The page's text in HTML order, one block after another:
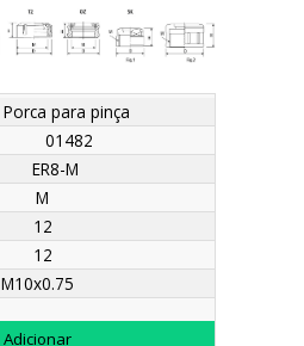
TipoDH GOrçamento
Porca para pinça
01482
ER8-M
M
12
12
M10x0.75